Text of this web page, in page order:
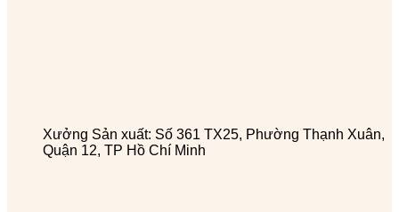
Xưởng Sản xuất: Số 361 TX25, Phường Thạnh Xuân,
Quận 12, TP Hồ Chí Minh